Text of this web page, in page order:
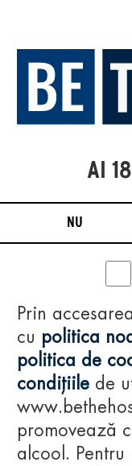
AI
NU
Prin
cu politica
politica de
condițiile de
promovează
alcool.